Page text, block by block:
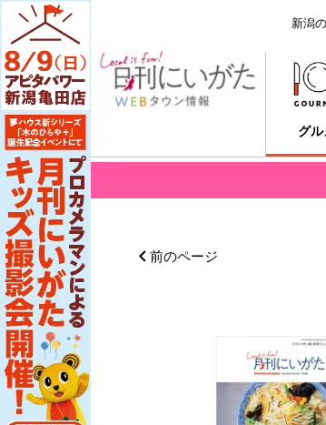
新潟
グル
前のページ